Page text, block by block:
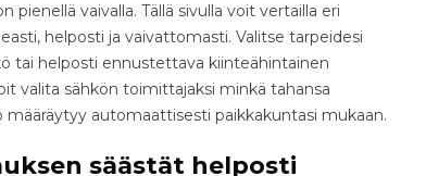
pienellä vaivalla. Tällä sivulla voit vertailla eri
helposti ja vaivattomasti. Valitse tarpeidesi
tai helposti ennustettava kiinteähintainen
valita sähkön toimittajaksi minkä tahansa
automaattisesti paikkakuntasi mukaan.
säästät helposti